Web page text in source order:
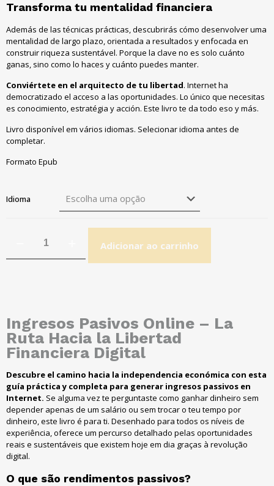
Transforma tu mentalidad financiera
Además de las técnicas prácticas, descubrirás cómo desenvolver uma
mentalidad de largo plazo, orientada a resultados y enfocada en
construir riqueza sustentável. Porque la clave no es solo cuánto
ganas, sino como lo haces y cuánto puedes manter.
Conviértete en el arquitecto de tu libertad. Internet ha
democratizado el acceso a las oportunidades. Lo único que necesitas
es conocimiento, estratégia y acción. Este livro te da todo eso y más.
Livro disponível em vários idiomas. Selecionar idioma antes de
completar.
Formato Epub
Idioma
Adicionar ao carrinho
Ingresos Pasivos Online – La
Ruta Hacia la Libertad
Financiera Digital
Descubre el camino hacia la independencia económica con esta
guía práctica y completa para generar ingresos passivos en
Internet. Se alguma vez te perguntaste como ganhar dinheiro sem
depender apenas de um salário ou sem trocar o teu tempo por
dinheiro, este livro é para ti. Desenhado para todos os níveis de
experiência, oferece um percurso detalhado pelas oportunidades
reais e sustentáveis que existem hoje em dia graças à revolução
digital.
O que são rendimentos passivos?